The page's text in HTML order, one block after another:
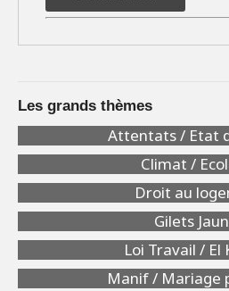
Les grands thèmes
Attentats / Etat
Climat /
Droit au
Gilets
Loi Travail / El
Manif / Mariage